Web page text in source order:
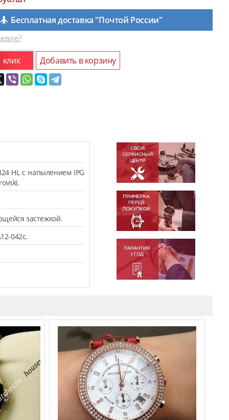
Бесплатная доставка "Почтой России"
клик Добавить в корзину
HL с напылением IPG
застежкой.
042c.